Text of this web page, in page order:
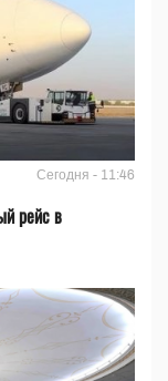
Сегодня - 11:46
рейс в